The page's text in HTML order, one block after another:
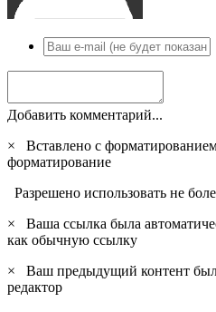
Добавить комментарий...
×
Вставлено с
форматирование
Разрешено использовать не
×
Ваша ссылка была
как обычную ссылку
×
Ваш предыдущий контент
редактор